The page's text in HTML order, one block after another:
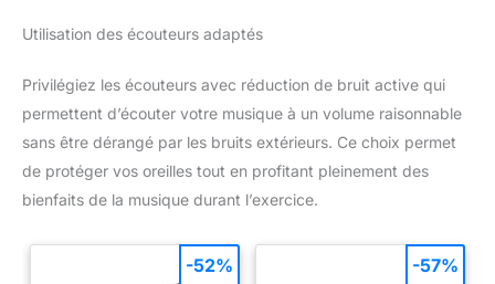
Utilisation des écouteurs adaptés
Privilégiez les écouteurs avec réduction de bruit active qui
permettent d’écouter votre musique à un volume raisonnable
sans être dérangé par les bruits extérieurs. Ce choix permet
de protéger vos oreilles tout en profitant pleinement des
bienfaits de la musique durant l’exercice.
-52% -57%